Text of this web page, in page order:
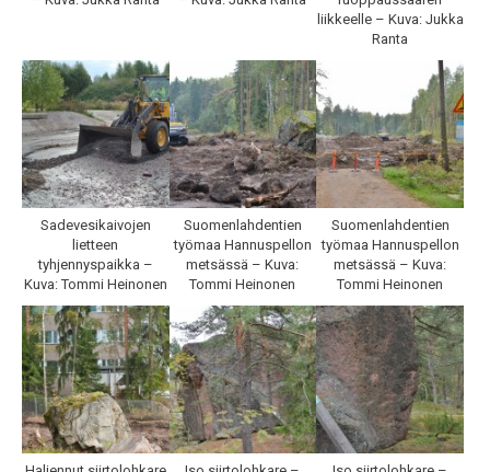
liikkeelle – Kuva: Jukka
Ranta
Sadevesikaivojen
lietteen
tyhjennyspaikka –
Kuva: Tommi Heinonen
Suomenlahdentien
työmaa Hannuspellon
metsässä – Kuva:
Tommi Heinonen
Suomenlahdentien
työmaa Hannuspellon
metsässä – Kuva:
Tommi Heinonen